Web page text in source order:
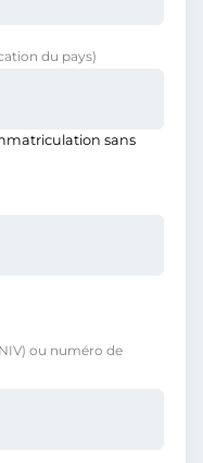
du pays)
sans
ou numéro de